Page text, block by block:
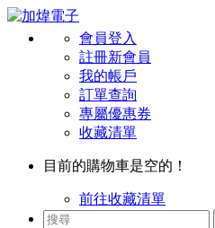
會員登入
註冊新會員
我的帳戶
訂單查詢
專屬優惠券
收藏清單
目前的購物車是空的！
前往收藏清單